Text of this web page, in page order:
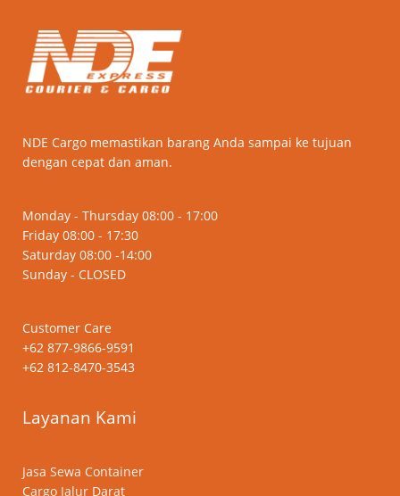
NDE Cargo memastikan barang Anda sampai ke tujuan
dengan cepat dan aman.
Monday - Thursday 08:00 - 17:00
Friday 08:00 - 17:30
Saturday 08:00 -14:00
Sunday - CLOSED
Customer Care
+62 877-9866-9591
+62 812-8470-3543
Layanan Kami
Jasa Sewa Container
Cargo Jalur Darat